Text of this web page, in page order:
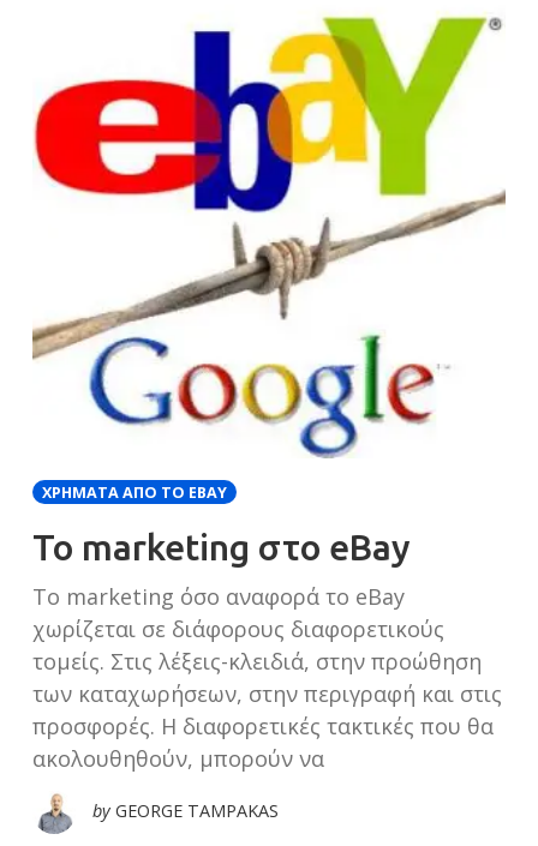
ΧΡΉΜΑΤΑ ΑΠΌ ΤΟ EBAY
Το marketing στο eBay
Το marketing όσο αναφορά το eBay
χωρίζεται σε διάφορους διαφορετικούς
τομείς. Στις λέξεις-κλειδιά, στην προώθηση
των καταχωρήσεων, στην περιγραφή και στις
προσφορές. Η διαφορετικές τακτικές που θα
ακολουθηθούν, μπορούν να
by GEORGE TAMPAKAS